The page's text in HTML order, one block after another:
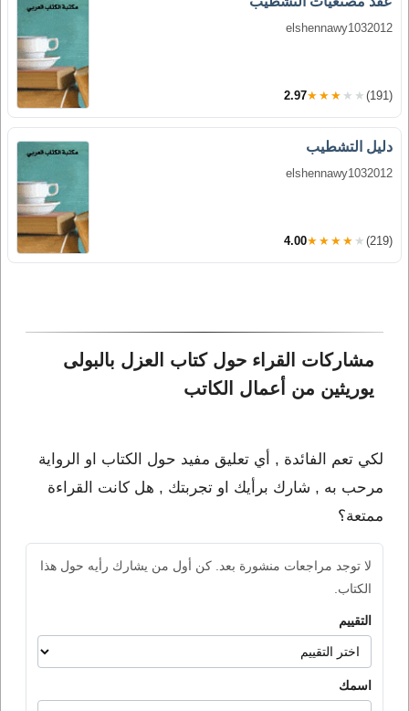
elshennawy1032012
2.97★★★★★ (191)
دليل التشطيب
elshennawy1032012
4.00★★★★★ (219)
مشاركات القراء حول كتاب العزل بالبولى
يوريثين من أعمال الكاتب
لكي تعم الفائدة , أي تعليق مفيد حول الكتاب او الرواية
مرحب به , شارك برأيك او تجربتك , هل كانت القراءة
ممتعة؟
لا توجد مراجعات منشورة بعد. كن أول من يشارك رأيه حول هذا
الكتاب.
التقييم
اسمك